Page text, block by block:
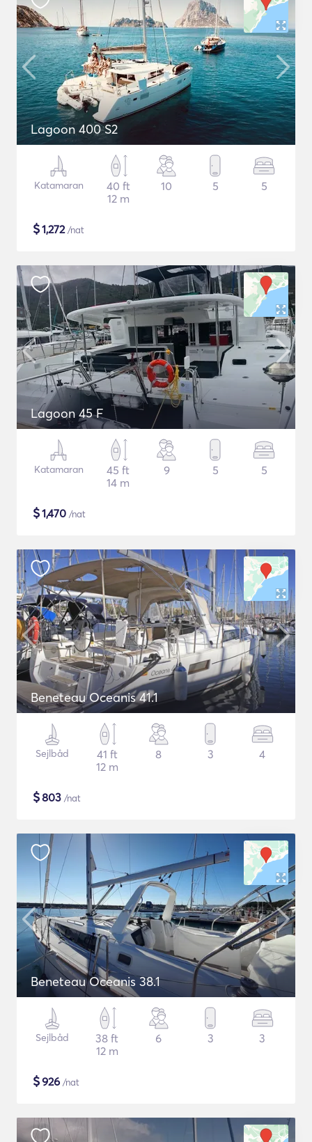
Lagoon 400 S2
Katamaran
40 ft
12 m
10 5 5
$1,272/nat
Lagoon 45 F
Katamaran
45 ft
14 m
9 5 5
$1,470 /nat
Beneteau Oceanis 41.1
Sejlbåd
41 ft
12 m
8 3 4
$803 /nat
Beneteau Oceanis 38.1
Sejlbåd
38 ft
12 m
6 3 3
$926 /nat